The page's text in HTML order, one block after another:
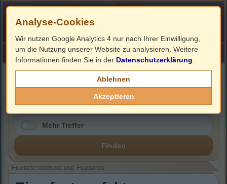
HOME ImpressumLinks
Filmbeschreibung, Cover & DVD Infos
Mehr Treffer
Finden
Filmbeschreibung und Filmdaten
Analyse-Cookies
Wir nutzen Google Analytics 4 nur nach Ihrer Einwilligung,
um die Nutzung unserer Website zu analysieren. Weitere
Informationen finden Sie in der Datenschutzerklärung
Ablehnen
Akzeptieren